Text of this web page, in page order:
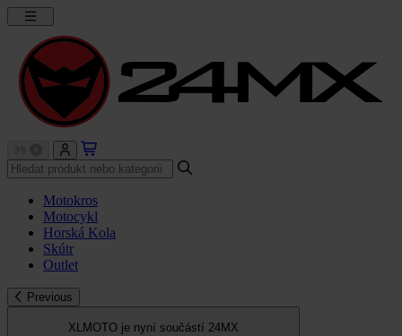
Motokros
Motocykl
Horská Kola
Skútr
Outlet
Previous
XLMOTO je nyní součástí 24MX